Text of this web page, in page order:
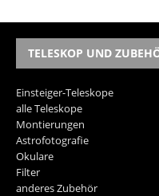
TELESKOP UND
Einsteiger-Teleskope
alle Teleskope
Montierungen
Astrofotografie
Okulare
Filter
anderes Zubehör